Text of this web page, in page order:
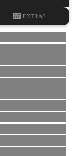
87 EXTRAS